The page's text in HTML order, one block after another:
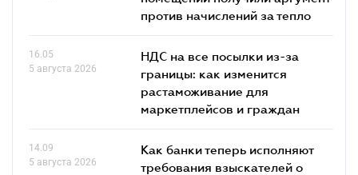
против начислений за тепло
16.05
5 августа 2026
НДС на все посылки из-за
границы: как изменится
растаможивание для
маркетплейсов и граждан
14.09
5 августа 2026
Как банки теперь исполняют
требования взыскателей о